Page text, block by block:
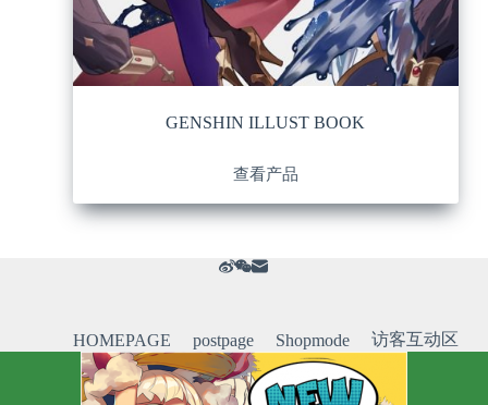
GENSHIN ILLUST BOOK
查看产品
HOMEPAGE postpage Shopmode 访客互动区